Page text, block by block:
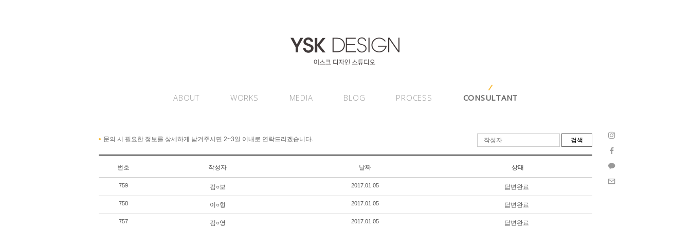
ABOUT WORKS MEDIA BLOG PROCESS CONSULTANT
문의 시 필요한 정보를 상세하게 남겨주시면 2~3일 이내로 연락드리겠습니다. 검색
번호 작성자 날짜 상태
759 김○보 2017.01.05 답변완료
758 이○형 2017.01.05 답변완료
757 김○영 2017.01.05 답변완료